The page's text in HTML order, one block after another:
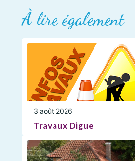
À lire également
3 août 2026
Travaux Digue